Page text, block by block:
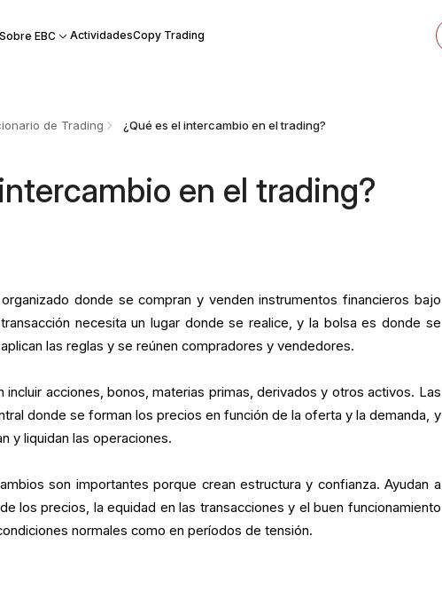
Sobre EBC ActividadesCopy Trading
de Trading ¿Qué es el intercambio en el trading?
en el trading?
donde se compran y venden instrumentos financieros bajo
necesita un lugar donde se realice, y la bolsa es donde se
las reglas y se reúnen compradores y vendedores.
incluir acciones, bonos, materias primas, derivados y otros activos. Las
donde se forman los precios en función de la oferta y la demanda, y
y liquidan las operaciones.
son importantes porque crean estructura y confianza. Ayudan a
los precios, la equidad en las transacciones y el buen funcionamiento
normales como en períodos de tensión.